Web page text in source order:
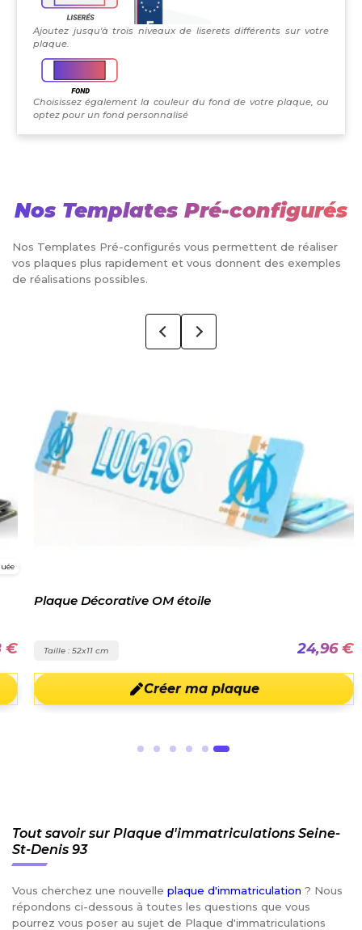
Ajoutez jusqu'à trois niveaux de liserets différents sur votre
plaque.
Choisissez également la couleur du fond de votre plaque, ou
optez pour un fond personnalisé
Nos Templates Pré-configurés
Nos Templates Pré-configurés vous permettent de réaliser
vos plaques plus rapidement et vous donnent des exemples
de réalisations possibles.
€
Plaque Décorative OM étoile
Taille : 52x11 cm 24,96 €
Créer ma plaque
Tout savoir sur Plaque d'immatriculations Seine-
St-Denis 93
Vous cherchez une nouvelle plaque d'immatriculation ? Nous
répondons ci-dessous à toutes les questions que vous
pourrez vous poser au sujet de Plaque d'immatriculations